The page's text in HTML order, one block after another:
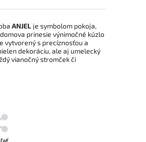
ANJELje symbolom pokoja,
prinesie výnimočné kúzlo
vytvorený s precíznosťou a
dekoráciu, ale aj umelecký
vianočný stromček či